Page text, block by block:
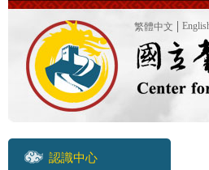
繁體中文
認識中心